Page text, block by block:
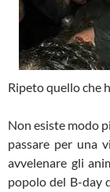
Ripeto quello che
Non esiste modo
passare per una
avvelenare gli
popolo del B-day